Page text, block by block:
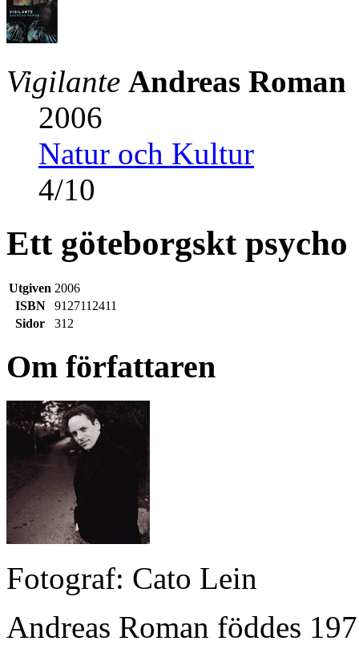
Vigilante Andreas Roman
2006
Natur och Kultur
4/10
Ett göteborgskt psycho
Utgiven 2006
ISBN
9127112411
Sidor
312
Om författaren
Fotograf: Cato Lein
Andreas Roman föddes